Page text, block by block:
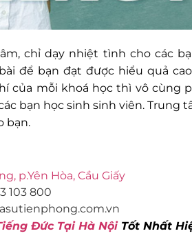
chỉ dạy nhiệt tình cho các
để bạn đạt được hiểu quả
của mỗi khoá học thì vô cùng
bạn học sinh sinh viên. Trung
bạn.
p.Yên Hòa, Cầu Giấy
103 800
Đức Tại Hà NộiTốt Nhất